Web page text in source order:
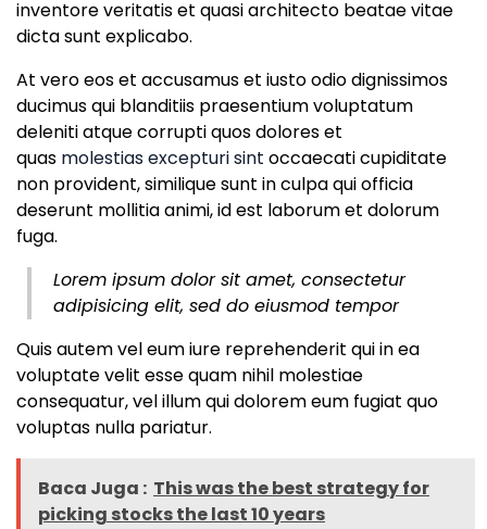
inventore veritatis et quasi architecto beatae vitae
dicta sunt explicabo.
At vero eos et accusamus et iusto odio dignissimos
ducimus qui blanditiis praesentium voluptatum
deleniti atque corrupti quos dolores et
quas molestias excepturi sint occaecati cupiditate
non provident, similique sunt in culpa qui officia
deserunt mollitia animi, id est laborum et dolorum
fuga.
Lorem ipsum dolor sit amet, consectetur
adipisicing elit, sed do eiusmod tempor
Quis autem vel eum iure reprehenderit qui in ea
voluptate velit esse quam nihil molestiae
consequatur, vel illum qui dolorem eum fugiat quo
voluptas nulla pariatur.
Baca Juga : This was the best strategy for
picking stocks the last 10 years